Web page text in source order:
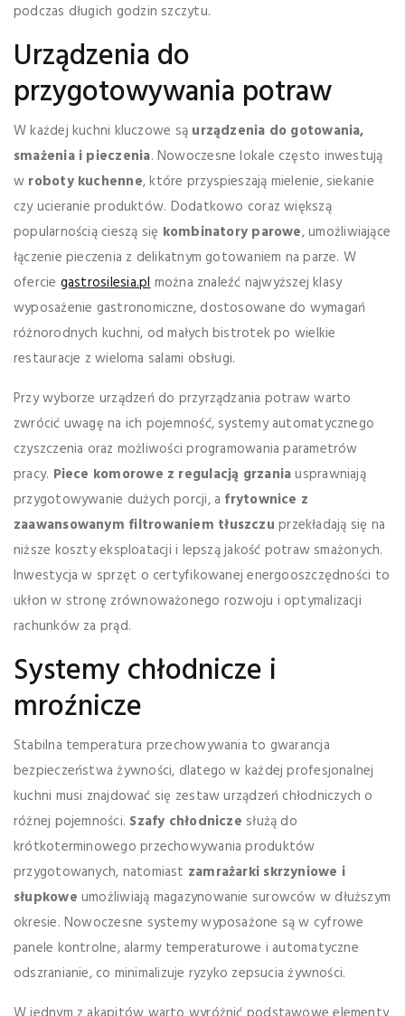
podczas długich godzin szczytu.
Urządzenia do
przygotowywania potraw
W każdej kuchni kluczowe są urządzenia do gotowania,
smażenia i pieczenia. Nowoczesne lokale często inwestują
w roboty kuchenne, które przyspieszają mielenie, siekanie
czy ucieranie produktów. Dodatkowo coraz większą
popularnością cieszą się kombinatory parowe, umożliwiające
łączenie pieczenia z delikatnym gotowaniem na parze. W
oferciegastrosilesia.plmożna znaleźć najwyższej klasy
wyposażenie gastronomiczne, dostosowane do wymagań
różnorodnych kuchni, od małych bistrotek po wielkie
restauracje z wieloma salami obsługi.
Przy wyborze urządzeń do przyrządzania potraw warto
zwrócić uwagę na ich pojemność, systemy automatycznego
czyszczenia oraz możliwości programowania parametrów
pracy. Piece komorowe z regulacją grzaniausprawniają
przygotowywanie dużych porcji, a frytownice z
zaawansowanym filtrowaniem tłuszczu przekładają się na
niższe koszty eksploatacji i lepszą jakość potraw smażonych.
Inwestycja w sprzęt o certyfikowanej energooszczędności to
ukłon w stronę zrównoważonego rozwoju i optymalizacji
rachunków za prąd.
Systemy chłodnicze i
mroźnicze
Stabilna temperatura przechowywania to gwarancja
bezpieczeństwa żywności, dlatego w każdej profesjonalnej
kuchni musi znajdować się zestaw urządzeń chłodniczych o
różnej pojemności. Szafy chłodnicze służą do
krótkoterminowego przechowywania produktów
przygotowanych, natomiast zamrażarki skrzyniowe i
słupkowe umożliwiają magazynowanie surowców w dłuższym
okresie. Nowoczesne systemy wyposażone są w cyfrowe
panele kontrolne, alarmy temperaturowe i automatyczne
odszranianie, co minimalizuje ryzyko zepsucia żywności.